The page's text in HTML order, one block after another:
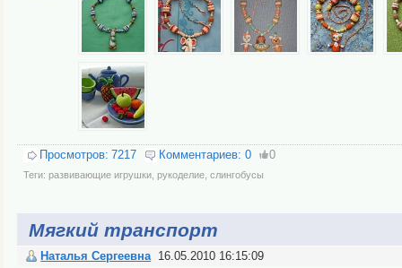
Просмотров: 7217 Комментариев: 0 0
Теги: развивающие игрушки, рукоделие, слингобусы
Мягкий транспорт
Наталья Сергеевна 16.05.2010 16:15:09